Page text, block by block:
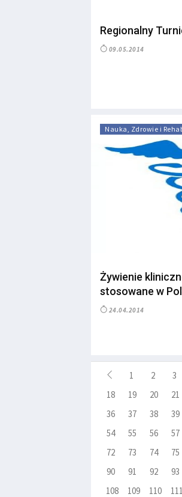
Regionalny
09.05.2014
Nauka, Zdrowie i
Żywienie
stosowane w
24.04.2014
1 2 3
18
19 20 21
36
37 38 39
54
55 56 57
72
73 74 75
90
91 92 93
108
109 110 111